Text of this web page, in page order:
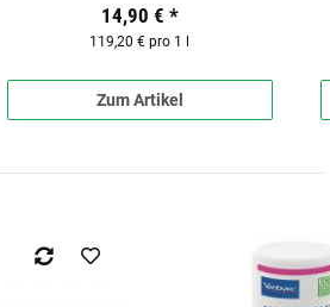
14,90 € *
119,20 € pro 1 l
Zum Artikel